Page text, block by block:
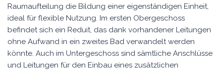
Raumaufteilung die Bildung einer eigenständigen Einheit,
ideal für flexible Nutzung. Im ersten Obergeschoss
befindet sich ein Reduit, das dank vorhandener Leitungen
ohne Aufwand in ein zweites Bad verwandelt werden
könnte. Auch im Untergeschoss sind sämtliche Anschlüsse
und Leitungen für den Einbau eines zusätzlichen